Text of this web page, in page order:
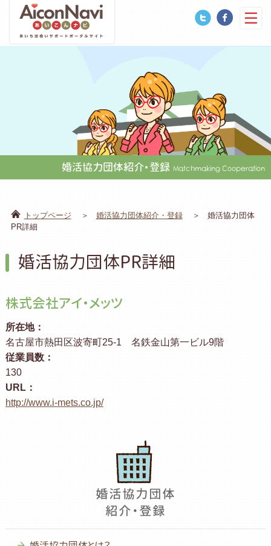
婚活協力団体紹介・登録 Matchmaking Cooperation
トップページ 婚活協力団体紹介・登録
婚活協力団体
PR詳細
婚活協力団体PR詳細
株式会社アイ・メッツ
所在地：
名古屋市熱田区波寄町25-1 名鉄金山第一ビル9階
従業員数：
130
URL：
http://www.i-mets.co.jp/